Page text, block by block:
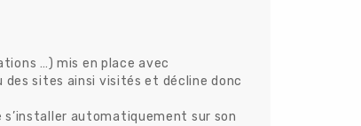
…) mis en place avec
des sites ainsi visités et décline donc
s’installer automatiquement sur son